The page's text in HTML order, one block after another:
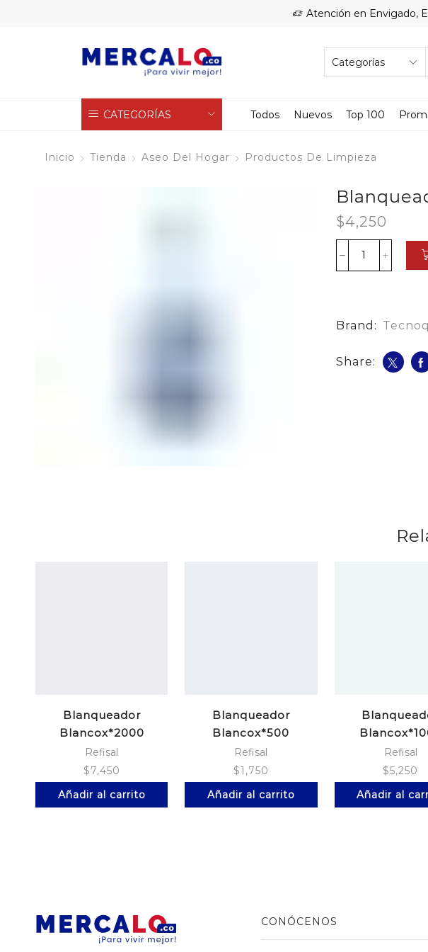
Atención en Envigado,
CATEGORÍAS Todos Nuevos Top 100
Inicio Tienda Aseo Del Hogar Productos De Limpieza
$4,250
Blanqueador
Limpido*1000
cantidad
Brand:
Share:
Blanqueador
Blancox*2000
Ml.Floral
Refisal
$7,450
Añadir al carrito
Blanqueador
Blancox*500
Ml.Corriente
Refisal
$1,750
Añadir al carrito
Ml.Limon
Refisal
$5,250
Añadir al
CONÓCENOS